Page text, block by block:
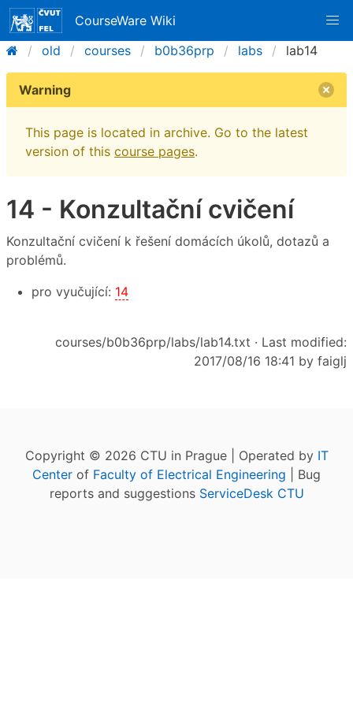
CourseWare Wiki
old
courses b0b36prp labs lab14
Warning
This page is located in archive. Go to the latest
version of this course pages.
14 - Konzultační cvičení
Konzultační cvičení k řešení domácích úkolů, dotazů a
problémů.
pro vyučující: 14
courses/b0b36prp/labs/lab14.txt · Last modified:
2017/08/16 18:41 by faiglj
Copyright © 2026 CTU in Prague | Operated by IT
Center of Faculty of Electrical Engineering | Bug
reports and suggestions ServiceDesk CTU